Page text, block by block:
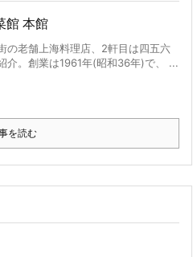
館 本館
の老舗上海料理店、2軒目は四五六
介。創業は1961年(昭和36年)で、 ...
を読む